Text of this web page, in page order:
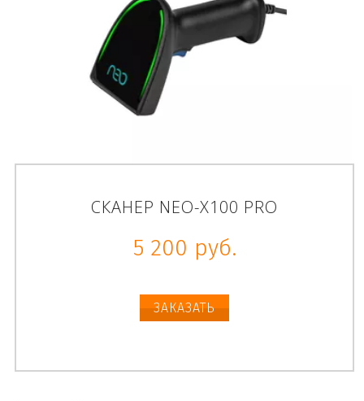
СКАНЕР NEO-X100 PRO
5 200 руб.
ЗАКАЗАТЬ